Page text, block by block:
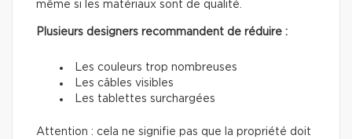
même si les matériaux sont de qualité.
Plusieurs designers recommandent de réduire :
Les couleurs trop nombreuses
Les câbles visibles
Les tablettes surchargées
Attention : cela ne signifie pas que la propriété doit